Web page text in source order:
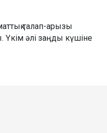
талап-арызы
Үкім әлі заңды күшіне